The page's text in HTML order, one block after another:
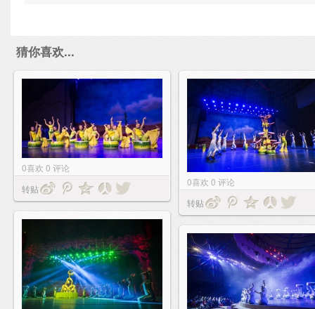
猜你喜欢...
0喜欢 0 评论
转贴
0喜欢 0 评论
转贴